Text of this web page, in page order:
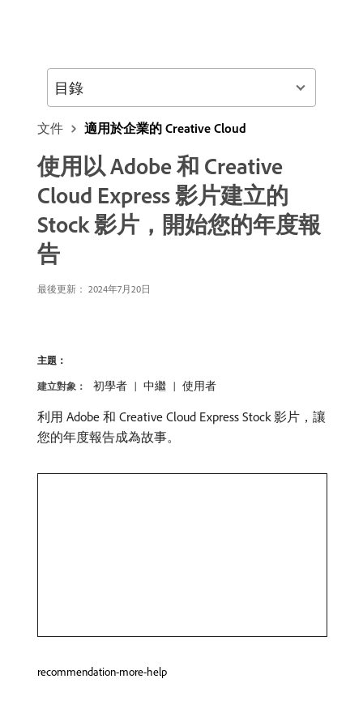
文件 適用於企業的 Creative Cloud
使用以 Adobe 和 Creative
Cloud Express 影片建立的
Stock 影片，開始您的年度報
告
最後更新： 2024年7月20日
主題：
建立對象： 初學者 中繼 使用者
利用 Adobe 和 Creative Cloud Express Stock 影片，讓
您的年度報告成為故事。
recommendation-more-help
目錄